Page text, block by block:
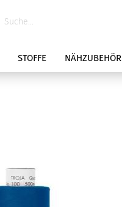
STOFFE NÄHZUBEHÖR